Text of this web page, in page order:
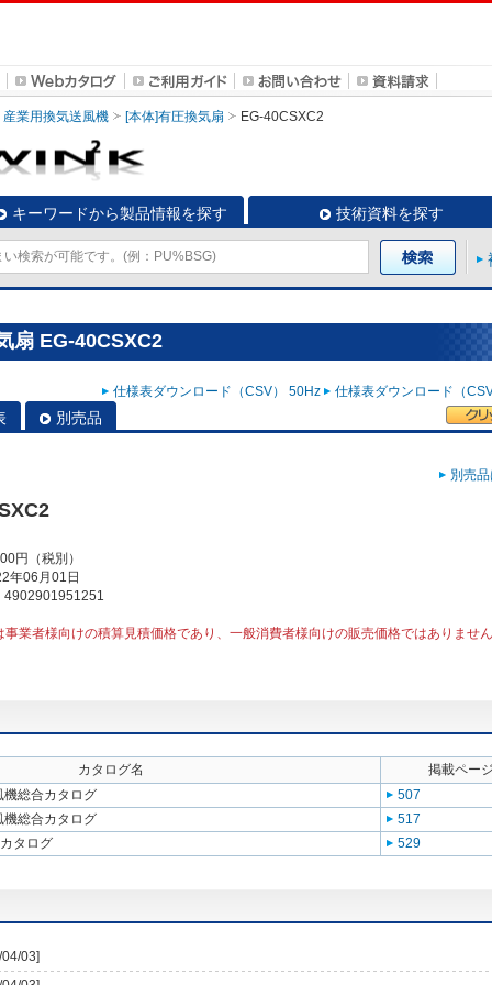
産業用換気送風機 [本体]有圧換気扇 EG-40CSXC2
キーワードから製品情報を探す 技術資料を探す
扇 EG-40CSXC2
仕様表ダウンロード（CSV） 50Hz 仕様表ダウンロード（
別売品
別売
円（税別）
年06月01日
4902901951251
業者様向けの積算見積価格であり、一般消費者様向けの販売価格ではありませ
カタログ名
掲載ペー
総合カタログ
507
総合カタログ
517
タログ 529
03]